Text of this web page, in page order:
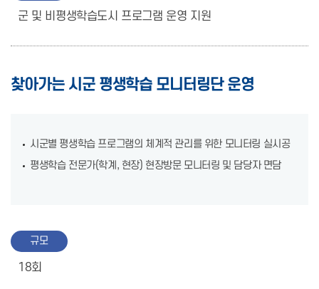
군 및 비평생학습도시 프로그램 운영 지원
찾아가는 시군 평생학습 모니터링단 운영
시군별 평생학습 프로그램의 체계적 관리를 위한 모니터링 실시공
평생학습 전문가(학계, 현장) 현장방문 모니터링 및 담당자 면담
규모
18회